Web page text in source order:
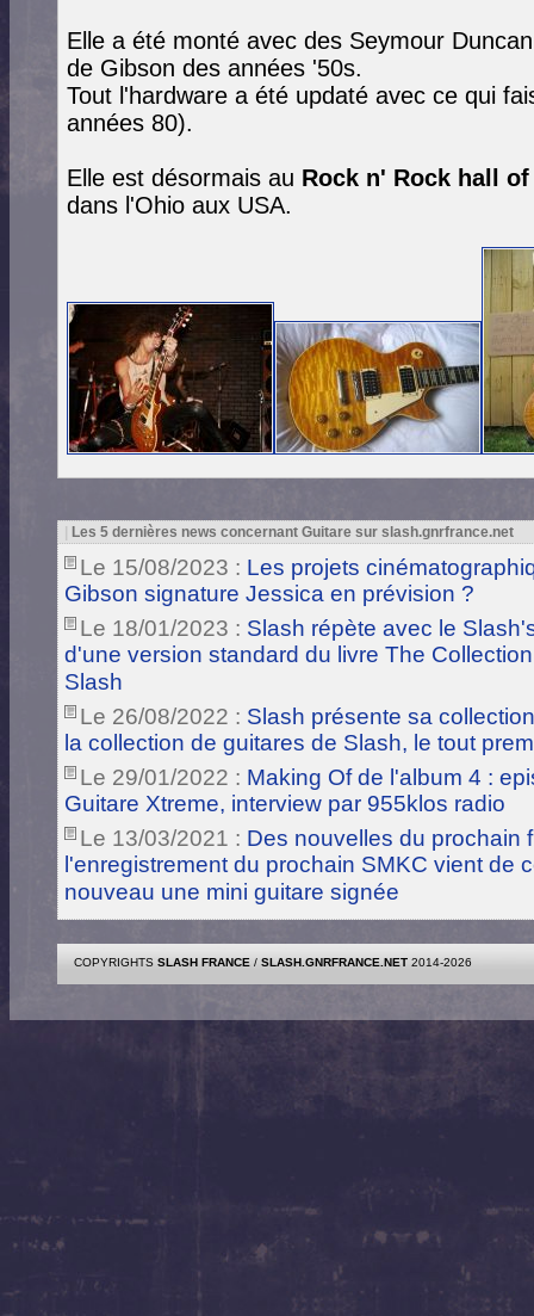
Elle a été monté avec des Seymour Duncan
de Gibson des années '50s.
Tout l'hardware a été updaté avec ce qui
années 80).
Elle est désormais au Rock n' Rock hall
dans l'Ohio aux USA.
Les 5 dernières news concernant Guitare sur slash.gnrfrance.net
Le 15/08/2023 : Les projets
Gibson signature Jessica en prévision ?
Le 18/01/2023 : Slash répète avec le
d'une version standard du livre The
Slash
Le 26/08/2022 : Slash présente sa
la collection de guitares de Slash, le tout
Le 29/01/2022 : Making Of de l'album 4 :
Guitare Xtreme, interview par 955klos radio
Le 13/03/2021 : Des nouvelles du prochain
l'enregistrement du prochain SMKC vient de
nouveau une mini guitare signée
COPYRIGHTS SLASH FRANCE / SLASH.GNRFRANCE.NET 2014-2026